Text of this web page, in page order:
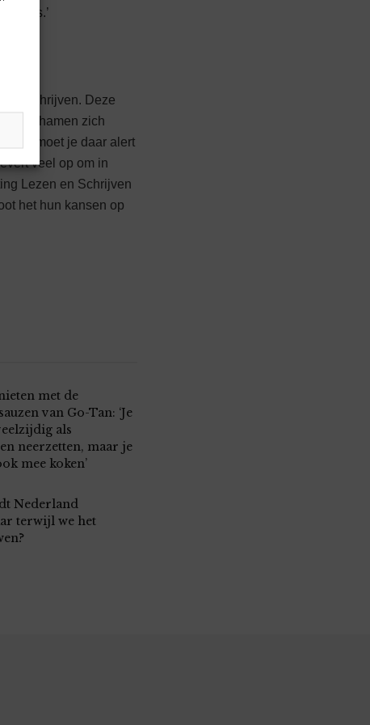
is.’
en schrijven. Deze
schamen zich
moet je daar alert
veel op om in
Lezen en Schrijven
het hun kansen op
met de
van Go-Tan: ‘Je
als
neerzetten, maar je
mee koken’
Nederland
terwijl we het